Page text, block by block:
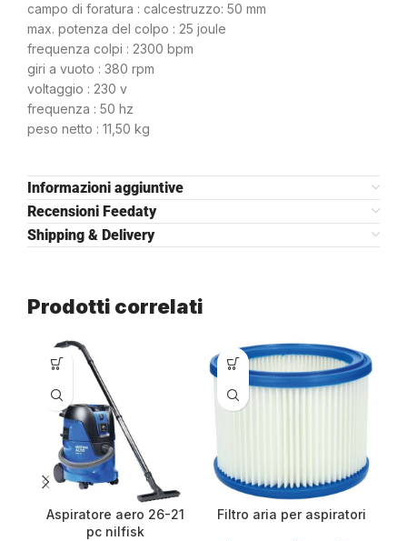
campo di foratura : calcestruzzo: 50 mm
max. potenza del colpo : 25 joule
frequenza colpi : 2300 bpm
giri a vuoto : 380 rpm
voltaggio : 230 v
frequenza : 50 hz
peso netto : 11,50 kg
Informazioni aggiuntive
Recensioni Feedaty
Shipping & Delivery
Prodotti correlati
Aspiratore aero 26-21
pc nilfisk
Filtro aria per aspiratori